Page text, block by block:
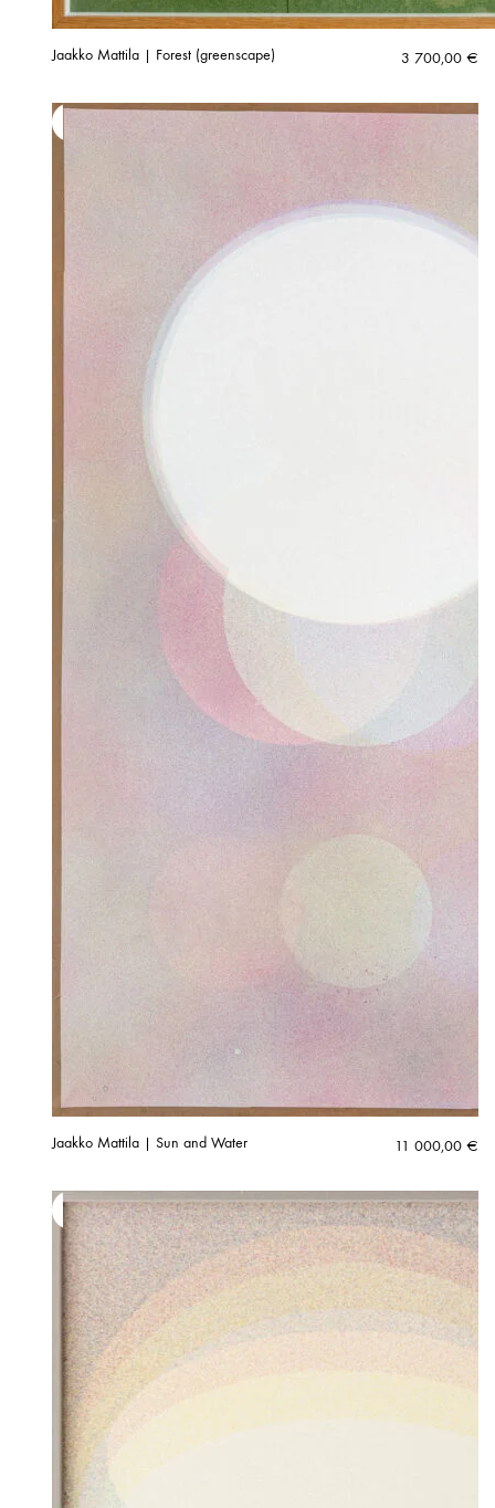
Jaakko Mattila | Forest (greenscape) 3 700,00 €
Jaakko Mattila | Sun and Water 11 000,00 €